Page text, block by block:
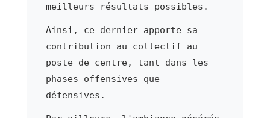
meilleurs résultats possibles.
Ainsi, ce dernier apporte sa
contribution au collectif au
poste de centre, tant dans les
phases offensives que
défensives.